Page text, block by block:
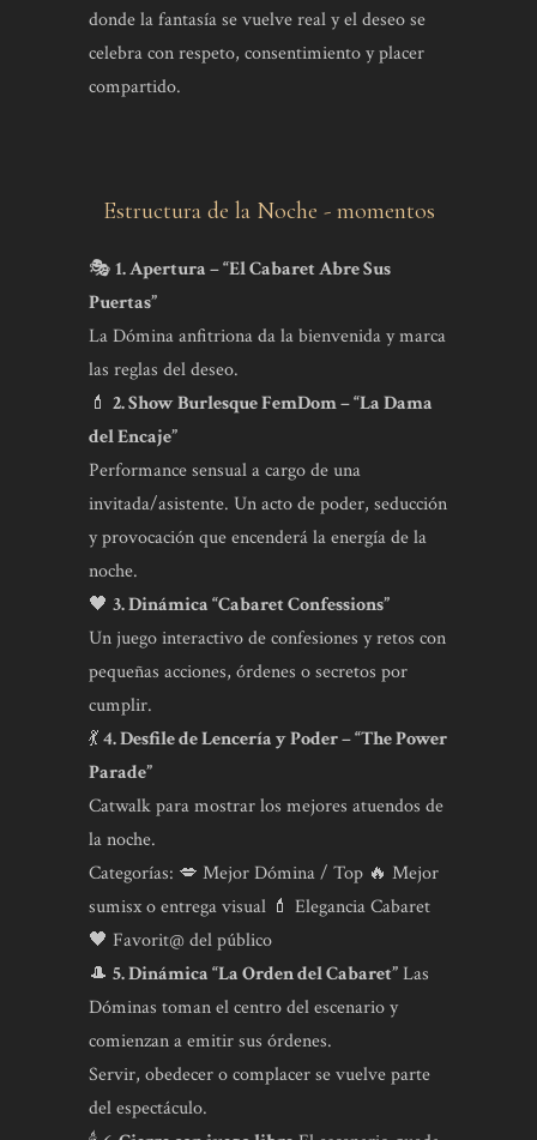
donde la fantasía se vuelve real y el deseo se
celebra con respeto, consentimiento y placer
compartido.
Estructura de la Noche - momentos
🎭1. Apertura – “El Cabaret Abre Sus
Puertas”
La Dómina anfitriona da la bienvenida y marca
las reglas del deseo.
💄 2. Show Burlesque FemDom – “La Dama
del Encaje”
Performance sensual a cargo de una
invitada/asistente. Un acto de poder, seducción
y provocación que encenderá la energía de la
noche.
🖤 3. Dinámica “Cabaret Confessions”
Un juego interactivo de confesiones y retos con
pequeñas acciones, órdenes o secretos por
cumplir.
💃4. Desfile de Lencería y Poder – “The Power
Parade”
Catwalk para mostrar los mejores atuendos de
la noche.
Categorías: 💋 Mejor Dómina / Top 🔥 Mejor
sumisx o entrega visual 💄 Elegancia Cabaret
🖤 Favorit@ del público
🎩 5. Dinámica “La Orden del Cabaret”Las
Dóminas toman el centro del escenario y
comienzan a emitir sus órdenes.
Servir, obedecer o complacer se vuelve parte
del espectáculo.